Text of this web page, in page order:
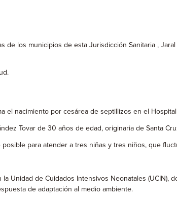
los municipios de esta Jurisdicción Sanitaria ,
el nacimiento por cesárea de septillizos en el
Tovar de 30 años de edad, originaria de Santa
para atender a tres niñas y tres niños, que
Unidad de Cuidados Intensivos Neonatales (UCIN),
de adaptación al medio ambiente.